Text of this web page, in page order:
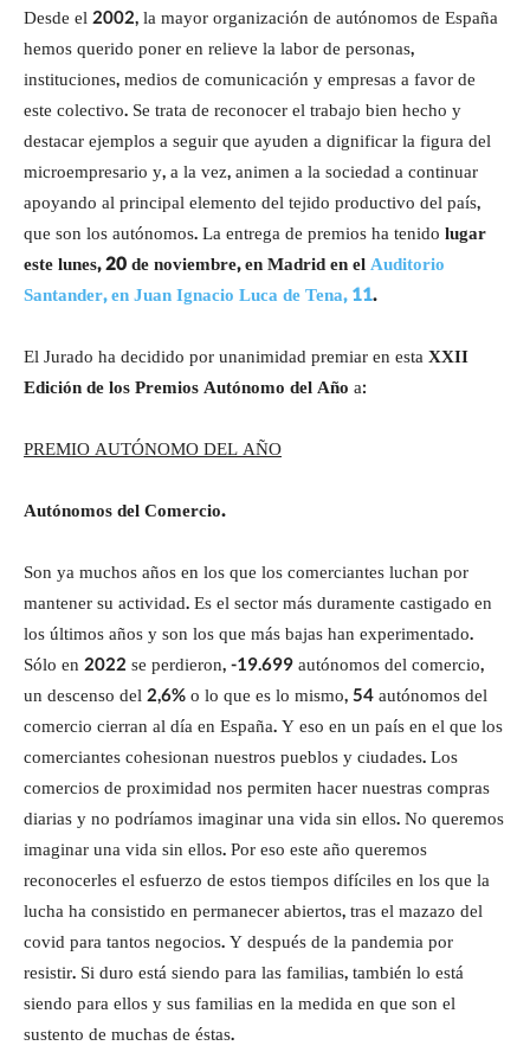
Desde el 2002, la mayor organización de autónomos de España
hemos querido poner en relieve la labor de personas,
instituciones, medios de comunicación y empresas a favor de
este colectivo. Se trata de reconocer el trabajo bien hecho y
destacar ejemplos a seguir que ayuden a dignificar la figura del
microempresario y, a la vez, animen a la sociedad a continuar
apoyando al principal elemento del tejido productivo del país,
que son los autónomos. La entrega de premios ha tenidolugar
este lunes, 20 de noviembre, en Madrid en elAuditorio
Santander, en Juan Ignacio Luca de Tena, 11.
El Jurado ha decidido por unanimidad premiar en estaXXII
Edición de los Premios Autónomo del Añoa:
PREMIO AUTÓNOMO DEL AÑO
Autónomos del Comercio.
Son ya muchos años en los que los comerciantes luchan por
mantener su actividad. Es el sector más duramente castigado en
los últimos años y son los que más bajas han experimentado.
Sólo en 2022 se perdieron, -19.699 autónomos del comercio,
un descenso del 2,6% o lo que es lo mismo, 54 autónomos del
comercio cierran al día en España. Y eso en un país en el que los
comerciantes cohesionan nuestros pueblos y ciudades. Los
comercios de proximidad nos permiten hacer nuestras compras
diarias y no podríamos imaginar una vida sin ellos. No queremos
imaginar una vida sin ellos. Por eso este año queremos
reconocerles el esfuerzo de estos tiempos difíciles en los que la
lucha ha consistido en permanecer abiertos, tras el mazazo del
covid para tantos negocios. Y después de la pandemia por
resistir. Si duro está siendo para las familias, también lo está
siendo para ellos y sus familias en la medida en que son el
sustento de muchas de éstas.